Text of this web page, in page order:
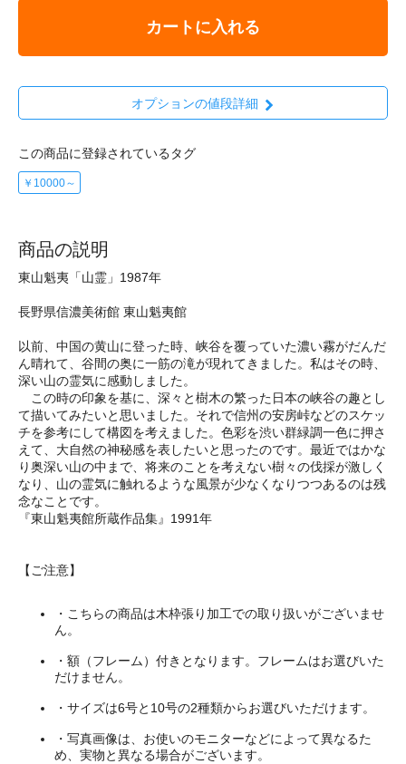
カートに入れる
オプションの値段詳細
この商品に登録されているタグ
￥10000～
商品の説明
東山魁夷「山霊」1987年
長野県信濃美術館 東山魁夷館
以前、中国の黄山に登った時、峡谷を覆っていた濃い霧がだんだ
ん晴れて、谷間の奥に一筋の滝が現れてきました。私はその時、
深い山の霊気に感動しました。
この時の印象を基に、深々と樹木の繁った日本の峡谷の趣とし
て描いてみたいと思いました。それで信州の安房峠などのスケッ
チを参考にして構図を考えました。色彩を渋い群緑調一色に押さ
えて、大自然の神秘感を表したいと思ったのです。最近ではかな
り奥深い山の中まで、将来のことを考えない樹々の伐採が激しく
なり、山の霊気に触れるような風景が少なくなりつつあるのは残
念なことです。
『東山魁夷館所蔵作品集』1991年
【ご注意】
・こちらの商品は木枠張り加工での取り扱いがございませ
ん。
・額（フレーム）付きとなります。フレームはお選びいた
だけません。
・サイズは6号と10号の2種類からお選びいただけます。
・写真画像は、お使いのモニターなどによって異なるた
め、実物と異なる場合がございます。